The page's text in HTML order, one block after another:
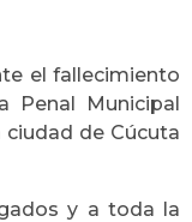
el fallecimiento
Penal Municipal
de Cúcuta
y a toda la